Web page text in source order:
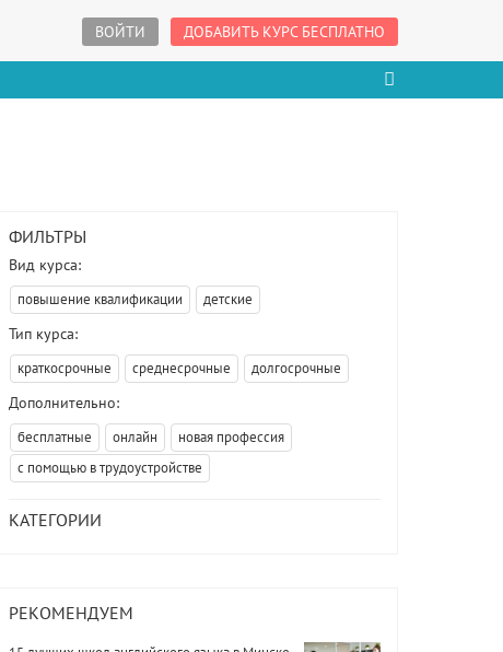
ВОЙТИ ДОБАВИТЬ КУРС БЕСПЛАТНО
ФИЛЬТРЫ
Вид курса:
повышение квалификации детские
Тип курса:
краткосрочные среднесрочные долгосрочные
Дополнительно:
бесплатные онлайн
новая профессия
с помощью в трудоустройстве
КАТЕГОРИИ
РЕКОМЕНДУЕМ